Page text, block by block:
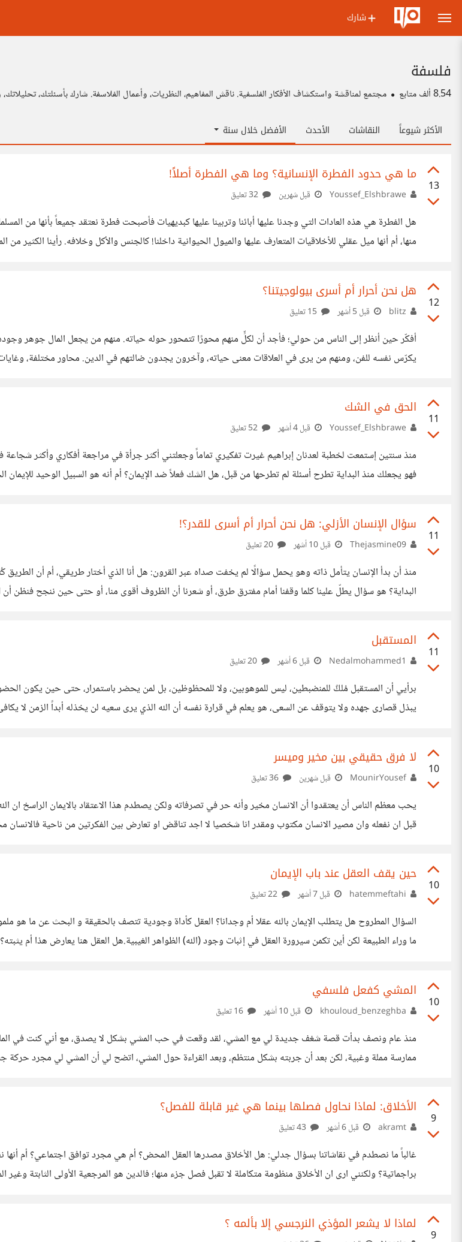
شارك
فلسفة
8.54 ألف متابع مجتمع لمناقشة واستكشاف الأفكار الفلسفية. ناقش المفاهيم، النظريات، وأعمال الفلاسفة. شارك بأسئلتك،
الأكثر شيوعاً النقاشات الأحدث الأفضل خلال سنة
13
ما هي حدود الفطرة الإنسانية؟ وما هي الفطرة أصلاً!
قبل شهرين
هل الفطرة هي هذه العادات التي وجدنا عليها أبائنا وتربينا عليها كبديهيات فأصبحت فطرة نعتقد جميعاً بأنها من
منها، أم أنها ميل عقلي للأخلاقيات المتعارف عليها والميول الحيوانية داخلنا! كالجنس والأكل وخلافه. رأينا الكثير من
عليهم من المعاناة!، أو الذين كانوا يوئدون البنات من أبنائهم وأحفادهم رغم أن الفطرة الإنسانية هي حب الإبن كما يُقال
12
هل نحن أحرار أم أسرى بيولوجيتنا؟
قبل 5 أشهر
أفكّر حين أنظر إلى الناس من حولي؛ فأجد أن لكلٍّ منهم محورًا تتمحور حوله حياته. منهم من يجعل المال جوهر
يكرّس نفسه للفن، ومنهم من يرى في العلاقات معنى حياته، وآخرون يجدون ضالتهم في الدين. محاور مختلفة، وغايات
11
الحق في الشك
قبل 4 أشهر
منذ سنتين إستمعت لخطبة لعدنان إبراهيم غيرت تفكيري تماماً وجعلتني أكثر جرأة في مراجعة أفكاري وأكثر شجاعة
فهو يجعلك منذ البداية تطرح أسئلة لم تطرحها من قبل، هل الشك فعلاً ضد الإيمان؟ أم أنه هو السبيل الوحيد للإيمان
يصنع الإيمان الحقيقي بالأفكار بدلاً من وراثتها، فالإيمان ليس التصديق بدون مراجعة، وإنما هو
11
سؤال الإنسان الأزلي: هل نحن أحرار أم أسرى للقدر؟!
قبل 10 أشهر
منذ أن بدأ الإنسان يتأمل ذاته وهو يحمل سؤالًا لم يخفت صداه عبر القرون: هل أنا الذي أختار طريقي، أم أن
البداية؟ هو سؤال يطلّ علينا كلما وقفنا أمام مفترق طرق، أو شعرنا أن الظروف أقوى منا، أو حتى حين ننجح فنظن أن
11
المستقبل
قبل 6 أشهر
برأيي أن المستقبل مُلكٌ للمنضبطين، ليس للموهوبين، ولا للمحظوظين، بل لمن يحضر باستمرار، حتى حين يكون
يبذل قصارى جهده ولا يتوقف عن السعى، هو يعلم في قرارة نفسه أن الله الذي يرى سعيه لن يخذله أبداً الزمن لا
10
لا فرق حقيقي بين مخير وميسر
قبل شهرين
يحب معظم الناس أن يعتقدوا أن الانسان مخير وأنه حر في تصرفاته ولكن يصطدم هذا الاعتقاد بالايمان الراسخ ان
قبل ان نفعله وان مصير الانسان مكتوب ومقدر انا شخصيا لا اجد تناقض او تعارض بين الفكرتين من ناحية
10
حين يقف العقل عند باب الإيمان
قبل 7 أشهر
السؤال المطروح هل يتطلب الإيمان بالله عقلا أم وجدانا؟ العقل كأداة وجودية تتصف بالحقيقة و البحث عن ما هو
ما وراء الطبيعة لكن أين تكمن سيرورة العقل في إثبات وجود (الله) الظواهر الغيبية.هل العقل هنا يعارض هذا أم
10
المشي كفعل فلسفي
قبل 10 أشهر
منذ عام ونصف بدأت قصة شغف جديدة لي مع المشي، لقد وقعت في حب المشي بشكل لا يصدق، مع أني كنت في
ممارسة مملة وغبية، لكن بعد أن جربته بشكل منتظم، وبعد القراءة حول المشي، اتضح لي أن المشي لي مجرد حركة
المشي.” في المشي، يتوازن الجسد والعقل، وينكسر زمن الإنتاجية الذي يربطنا
9
الأخلاق: لماذا نحاول فصلها بينما هي غير قابلة للفصل؟
قبل 6 أشهر
غالباً ما نصطدم في نقاشاتنا بسؤال جدلي: هل الأخلاق مصدرها العقل المحض؟ أم هي مجرد توافق اجتماعي؟ أم أنها
براجماتية؟ ولكنني ارى ان الأخلاق منظومة متكاملة لا تقبل فصل جزء منها؛ فالدين هو المرجعية الأولى الثابتة وغير
اختباراً لقدرة الفرد على تمسكه بأخلاقه، وإذا كان المجتمع صحيحاً، صار مراقباً لضمان الالتزام بالأخلاق المتفق عليها.
9
لماذا لا يشعر المؤذي النرجسي إلا بألمه ؟